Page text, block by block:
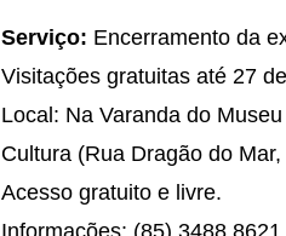
Serviço: Encerramento da
Visitações gratuitas até 27
Local: Na Varanda do
Cultura (Rua Dragão do
Acesso gratuito e livre.
Informações: (85) 3488.8621